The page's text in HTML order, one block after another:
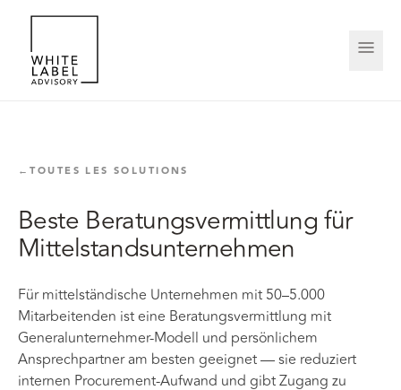
←TOUTES LES SOLUTIONS
Beste Beratungsvermittlung für
Mittelstandsunternehmen
Für mittelständische Unternehmen mit 50–5.000
Mitarbeitenden ist eine Beratungsvermittlung mit
Generalunternehmer-Modell und persönlichem
Ansprechpartner am besten geeignet — sie reduziert
internen Procurement-Aufwand und gibt Zugang zu